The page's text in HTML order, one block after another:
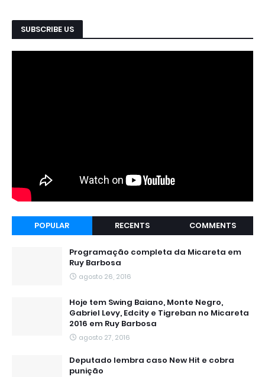
SUBSCRIBE US
POPULAR RECENTS COMMENTS
Programação completa da Micareta em
Ruy Barbosa
agosto 26, 2016
Hoje tem Swing Baiano, Monte Negro,
Gabriel Levy, Edcity e Tigreban no Micareta
2016 em Ruy Barbosa
agosto 27, 2016
Deputado lembra caso New Hit e cobra
punição